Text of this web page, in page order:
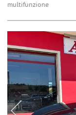
multifunzione